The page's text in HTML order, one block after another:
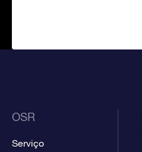
OSR
Serviço